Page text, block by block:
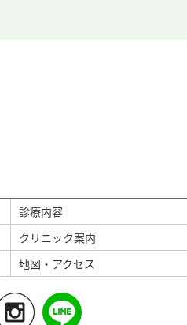
診療内容
クリニック案内
地図・アクセス